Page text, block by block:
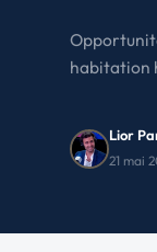
habitation
Lior
21 mai